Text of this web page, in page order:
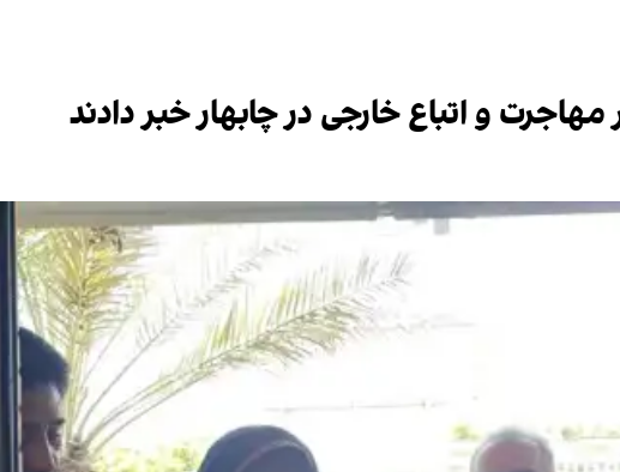
مهاجرت و اتباع خارجی در چابهار خبر دادند